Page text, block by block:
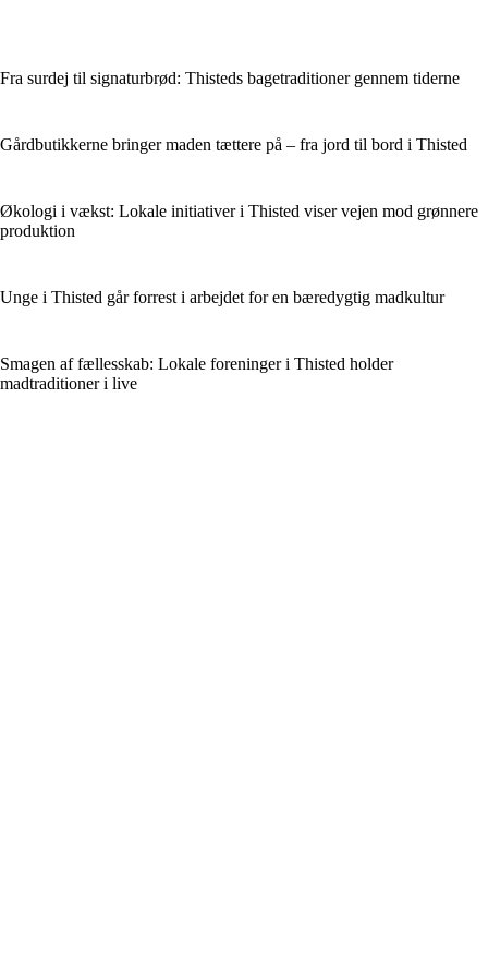
Fra surdej til signaturbrød: Thisteds bagetraditioner gennem tiderne
Gårdbutikkerne bringer maden tættere på – fra jord til bord i Thisted
Økologi i vækst: Lokale initiativer i Thisted viser vejen mod grønnere
produktion
Unge i Thisted går forrest i arbejdet for en bæredygtig madkultur
Smagen af fællesskab: Lokale foreninger i Thisted holder
madtraditioner i live